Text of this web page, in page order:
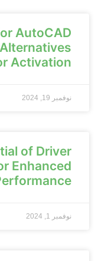
AutoCAD
Activation
نوفمبر 19, 2024
of Driver
Enhanced
نوفمبر 1, 2024